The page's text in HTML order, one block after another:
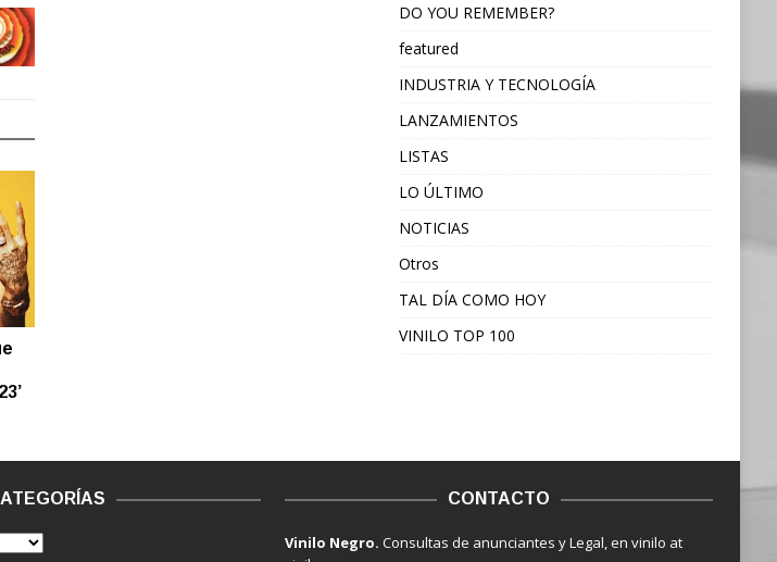
DO YOU REMEMBER?
featured
INDUSTRIA Y TECNOLOGÍA
LANZAMIENTOS
LISTAS
LO ÚLTIMO
NOTICIAS
Otros
TAL DÍA COMO HOY
VINILO TOP 100
CONTACTO
Vinilo Negro.Consultas de anunciantes y Legal, en vinilo at